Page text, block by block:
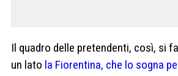
Il quadro delle pretendenti, così, si
un lato la Fiorentina, che lo sogna